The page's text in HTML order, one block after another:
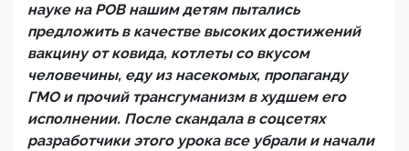
науке на РОВ нашим детям пытались
предложить в качестве высоких достижений
вакцину от ковида, котлеты со вкусом
человечины, еду из насекомых, пропаганду
ГМО и прочий трансгуманизм в худшем его
исполнении. После скандала в соцсетях
разработчики этого урока все убрали и начали